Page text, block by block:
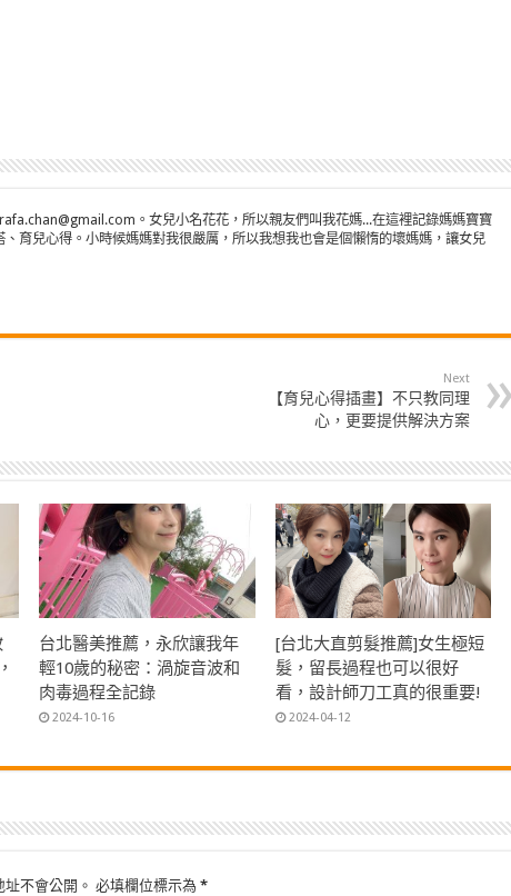
。女兒小名花花，所以親友們叫我花媽...在這裡記錄媽媽寶寶
、育兒心得。小時候媽媽對我很嚴厲，所以我想我也會是個懶惰的壞媽媽，讓女兒
Next
【育兒心得插畫】不只教同理
心，更要提供解決方案
台北醫美推薦，永欣讓我年
輕10歲的秘密：渦旋音波和
肉毒過程全記錄
2024-10-16
[台北大直剪髮推薦]女生極短
髮，留長過程也可以很好
看，設計師刀工真的很重要!
2024-04-12
不會公開。 必填欄位標示為 *